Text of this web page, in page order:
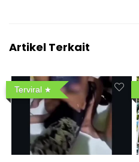
Artikel Terkait
Terviral